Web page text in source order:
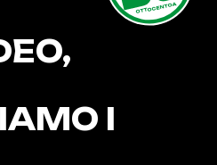
I
OTTOCENTOA